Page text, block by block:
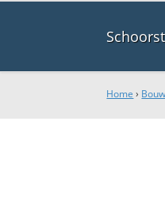
Home ›